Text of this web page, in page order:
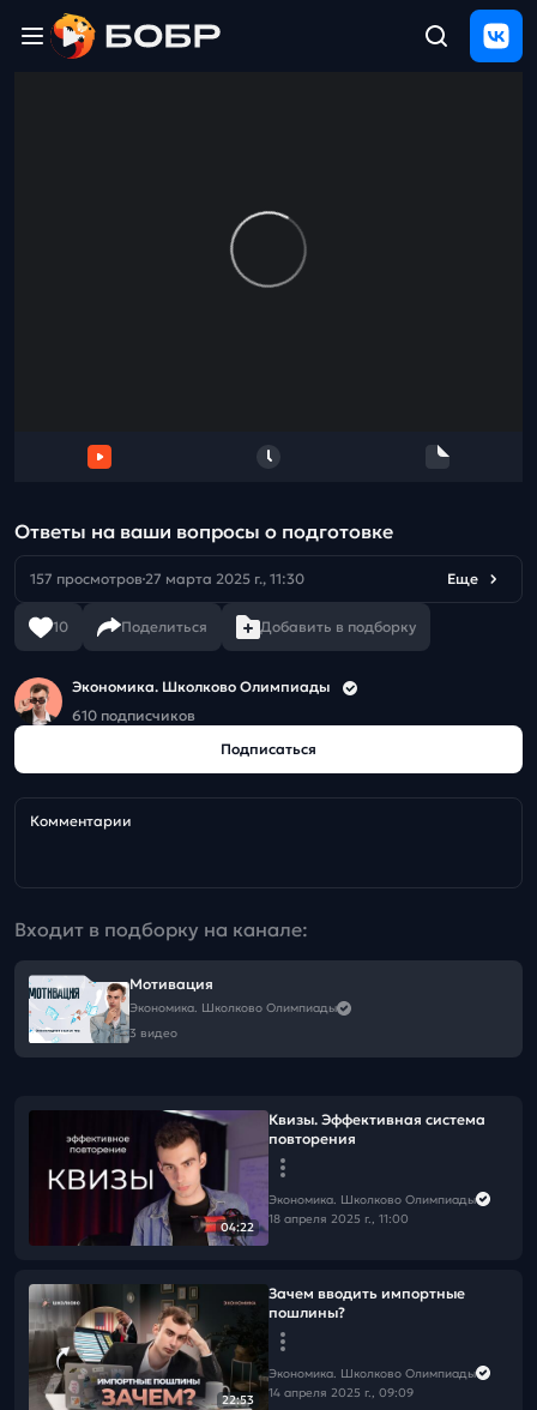
Ответы на ваши вопросы о подготовке
157 просмотров 27 марта 2025 г., 11:30 Еще
10 Поделиться Добавить в подборку
Экономика. Школково Олимпиады
610 подписчиков
Подписаться
Комментарии
Входит в подборку на канале:
Мотивация
Экономика. Школково Олимпиады
3 видео
04:22
Квизы. Эффективная система
повторения
Экономика. Школково Олимпиады
18 апреля 2025 г., 11:00
22:53
Зачем вводить импортные
пошлины?
Экономика. Школково Олимпиады
14 апреля 2025 г., 09:09